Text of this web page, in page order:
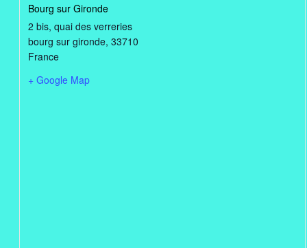
Bourg sur Gironde
2 bis, quai des verreries
bourg sur gironde, 33710
France
+ Google Map